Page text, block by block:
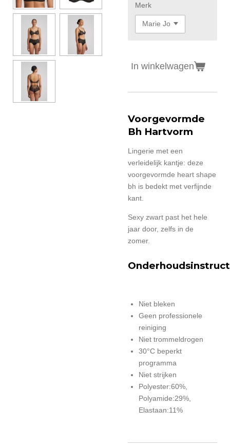
Merk
In winkelwagen
Voorgevormde
Bh Hartvorm
Lingerie met een
verleidelijk kantje: deze
voorgevormde heart shape
bh is bedekt met verfijnde
kant.
Sexy zwart past het hele
jaar door, zelfs in de
zomer.
Niet bleken
Geen professionele
reiniging
Niet trommeldrogen
30°C beperkt
programma
Niet strijken
Polyester:60%,
Polyamide:29%,
Elastaan:11%